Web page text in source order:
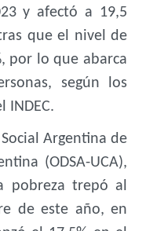
y afectó a 19,5
que el nivel de
por lo que abarca
según los
INDEC.
Argentina de
(ODSA-UCA),
pobreza trepó al
de este año, en